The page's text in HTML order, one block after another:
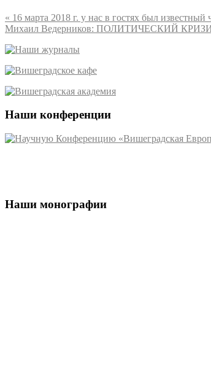
« 16 марта 2018 г. у нас в гостях был
Михаил Ведерников: ПОЛИТИЧЕСКИЙ
Наши конференции
Наши монографии